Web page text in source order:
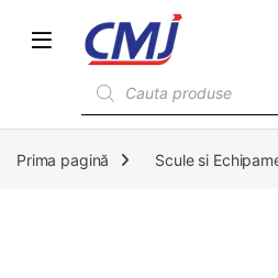
Prima pagină Scule si